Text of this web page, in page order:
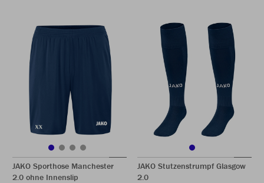
JAKO Sporthose Manchester
2.0 ohne Innenslip
JAKO Stutzenstrumpf Glasgow
2.0